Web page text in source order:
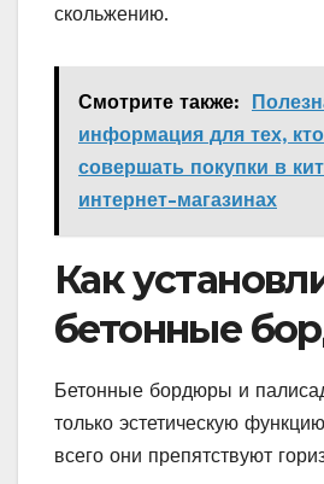
скольжению.
Смотрите также:
информация для тех,
совершать покупки в
интернет-магазинах
Как
бетонные
Бетонные бордюры и
только эстетическую
всего они препятствуют